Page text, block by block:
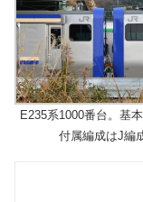
E235系1000番台。基本
付属編成はJ編